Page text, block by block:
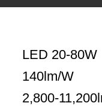
LED 20-80W
140lm/W
2,800-